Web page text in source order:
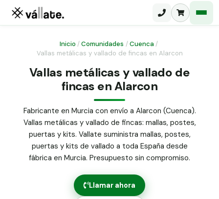
Malla ganadera
Malla simple torsión
Malla triple torsión
Panel malla H.
Puerta abatible dos hojas
Puerta acceso peatonal
Poste malla Hércules
Poste malla simple torsión
Alambre de espino galvanizado
Alambre liso galvanizado
Malla ocultación 70 g/m² verde
Inicio /Comunidades / Cuenca /
Vallas metálicas y vallado de fincas en Alarcon
Vallas metálicas y vallado de
fincas en Alarcon
Fabricante en Murcia con envío a Alarcon (Cuenca).
Vallas metálicas y vallado de fincas: mallas, postes,
puertas y kits. Vallate suministra mallas, postes,
puertas y kits de vallado a toda España desde
fábrica en Murcia. Presupuesto sin compromiso.
Llamar ahora